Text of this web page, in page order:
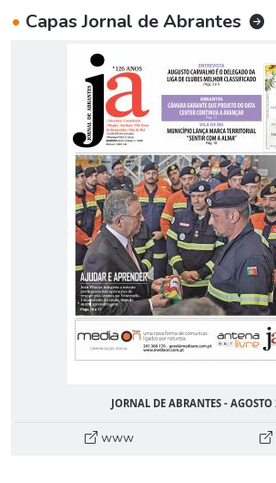
• Capas Jornal de Abrantes
JORNAL DE ABRANTES - AGOSTO
www